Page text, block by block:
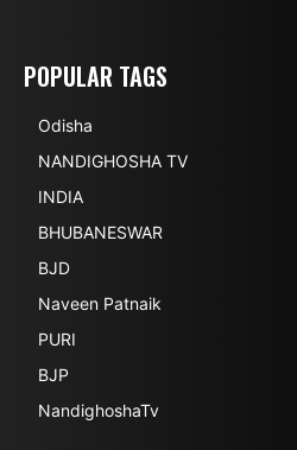
POPULAR TAGS
Odisha
NANDIGHOSHA TV
INDIA
BHUBANESWAR
BJD
Naveen Patnaik
PURI
BJP
NandighoshaTv